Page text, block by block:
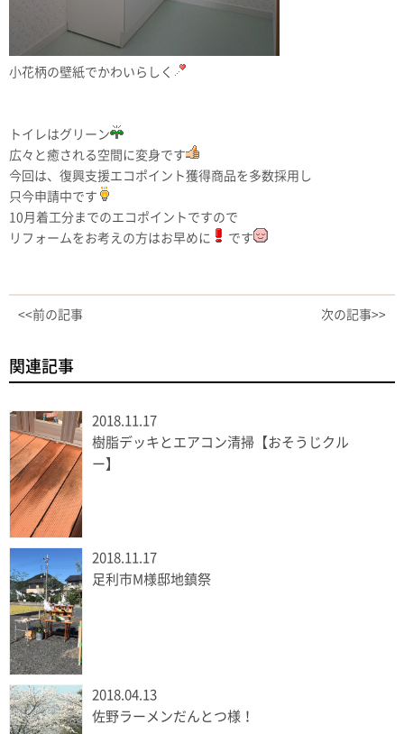
小花柄の壁紙でかわいらしく
トイレはグリーン
広々と癒される空間に変身です
今回は、復興支援エコポイント獲得商品を多数採用し
只今申請中です
10月着工分までのエコポイントですので
リフォームをお考えの方はお早めに
です
<<前の記事 次の記事>>
関連記事
2018.11.17
樹脂デッキとエアコン清掃【おそうじクル
ー】
2018.11.17
足利市M様邸地鎮祭
2018.04.13
佐野ラーメンだんとつ様！